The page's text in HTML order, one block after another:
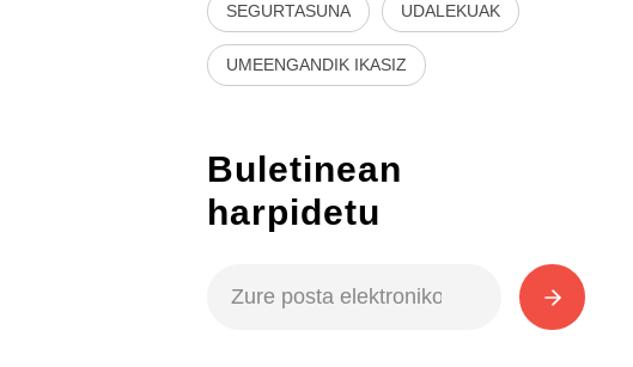
SEGURTASUNA UDALEKUAK
UMEENGANDIK IKASIZ
Buletinean
harpidetu